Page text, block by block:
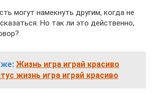
могут намекнуть другим, когда не
Но так ли это действенно,
Жизнь игра играй красиво
жизнь игра играй красиво